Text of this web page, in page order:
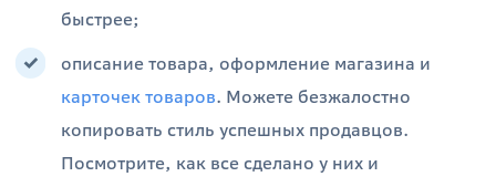
быстрее;
описание товара, оформление магазина и
карточек товаров. Можете безжалостно
копировать стиль успешных продавцов.
Посмотрите, как все сделано у них и